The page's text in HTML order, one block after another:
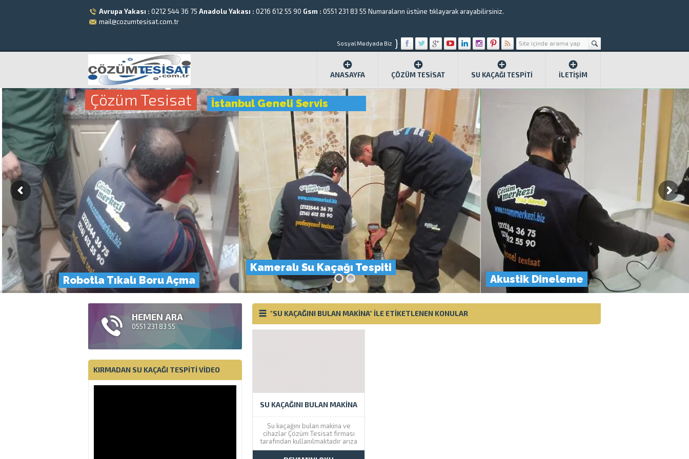
Avrupa Yakası : 0212 544 36 75 Anadolu Yakası : 0216 612 55 90 Gsm : 0551 231 83 55 Numaraların üstüne tıklayarak arayabilirsiniz.
mail@cozumtesisat.com.tr
Sosyal Medyada Biz }
ANASAYFA ÇÖZÜM TESISAT SU KAÇAĞI TESPITI İLETIŞIM
Çözüm Tesisat
Kameralı Su Kaçağı Tespiti
Robotla Tıkalı Boru Açma
Akustik Dineleme
İstanbul Geneli Servis
"SU KAÇAĞINI BULAN MAKINA" ILE ETIKETLENEN KONULAR
SU KAÇAĞINI BULAN MAKINA
Su kaçağını bulan makina ve
cihazlar Çözüm Tesisat firması
tarafından kullanılmaktadır arıza
yeri bulunduktan sonra onarım
serviside veriyoruz. Çözüm
HEMEN ARA
0551 231 83 55
KIRMADAN SU KAÇAĞI TESPITI VIDEO